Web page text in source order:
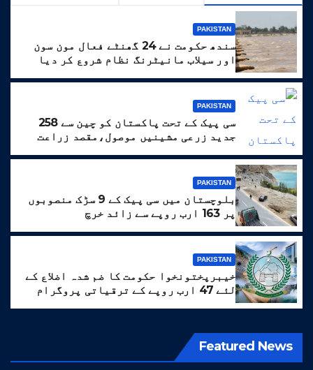
PAKISTAN
سندھ حکومت نے 24 گھنٹے فعال مون سون
اور سیلاب مانیٹرنگ نظام شروع کر دیا
PAKISTAN
سی پیک کے تحت پاکستان کو چین سے 258
جدید زرعی مشینیں موصول،مقصد زراعت
PAKISTAN
بلوچستان میں سی پیک کے 9 سڑک منصوبوں
پر 163 ارب روپے سے زائد خرچ
PAKISTAN
خیبرپختونخوا حکومت کا ضم شدہ اضلاع کے
لئے 47 ارب روپے کے ترقیاتی پروگرام
Featured News